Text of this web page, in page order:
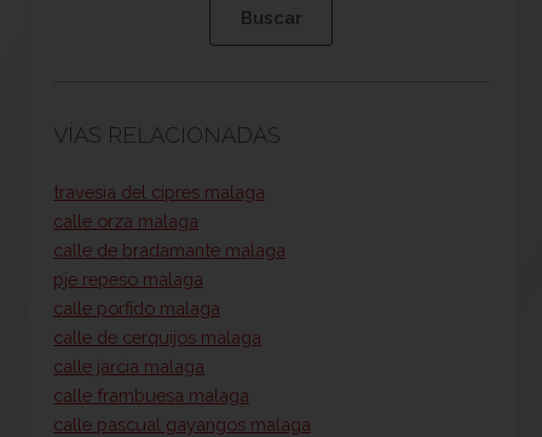
VÍAS RELACIONADAS
travesia del cipres malaga
calle orza malaga
calle de bradamante malaga
pje repeso malaga
calle porfido malaga
calle de cerquijos malaga
calle jarcia malaga
calle frambuesa malaga
calle pascual gayangos malaga